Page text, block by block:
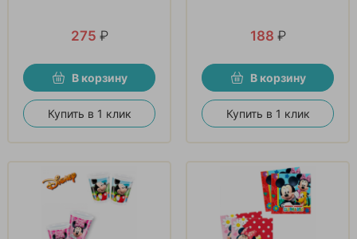
275 ₽
В корзину
Купить в 1 клик
188 ₽
В корзину
Купить в 1 клик